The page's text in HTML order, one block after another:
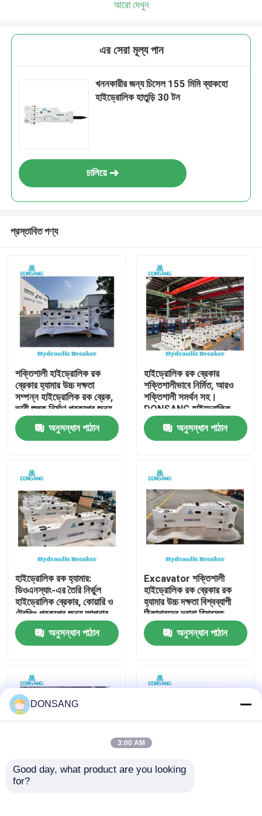
বাড়ি
পণ্য
VR প্রদর্শন
আমাদের সম্পর্কে
কারখানা ভ্রমণ
যোগাযোগ করুন
হাইড্রোলিক রক ব্রেকার
আরো দেখুন
এর সেরা মূল্য পান
খননকারীর জন্য চিসেল 155 মিমি ব্যাকহো
হাইড্রোলিক হাতুড়ি 30 টন
চালিয়ে
প্রস্তাবিত পণ্য
শক্তিশালী হাইড্রোলিক রক
ব্রেকার হ্যামার উচ্চ দক্ষতা
সম্পন্ন হাইড্রোলিক রক ব্রেক,
ভারী শুল্ক নির্মাণ প্রকল্পের জন্য,
পাথর ভাঙ্গা থেকে পুনর্ব্যবহার
পর্যন্ত DONSANG বহুমুখী
হাইড্রোলিক ব্রেকার, OEM
অনুসন্ধান পাঠান
হাইড্রোলিক রক ব্রেকার
শক্তিশালীভাবে নির্মিত, আরও
শক্তিশালী সমর্থন সহ।
DONSANG হাইড্রোলিক
ব্রেকার, ২৪/৭ বিশেষজ্ঞ সহায়তা
সহ। হাইড্রোলিক রক হ্যামার
অ্যাটাচমেন্ট, নির্মাণ যন্ত্রাংশ
অনুসন্ধান পাঠান
হাইড্রোলিক রক হ্যামার:
ডিওএনস্যাং-এর তৈরি নির্ভুল
হাইড্রোলিক ব্রেকার, কোয়ারি ও
ট্রেঞ্চিং প্রকল্পের জন্য আপনার
ভালো সহযোগী
অনুসন্ধান পাঠান
Excavator শক্তিশালী
হাইড্রোলিক রক ব্রেকার রক
হ্যামার উচ্চ দক্ষতা বিশ্বব্যাপী
ঠিকাদারদের দ্বারা বিশ্বস্ত
DONSANG লাইফটাইম
রক্ষণাবেক্ষণ নির্দেশিকা সহ
হাইড্রোলিক ব্রেকার
অনুসন্ধান পাঠান
হাইড্রোলিক ব্রেকার হ্যামার
DONSANG
3:00 AM
Good day, what product are you looking
for?